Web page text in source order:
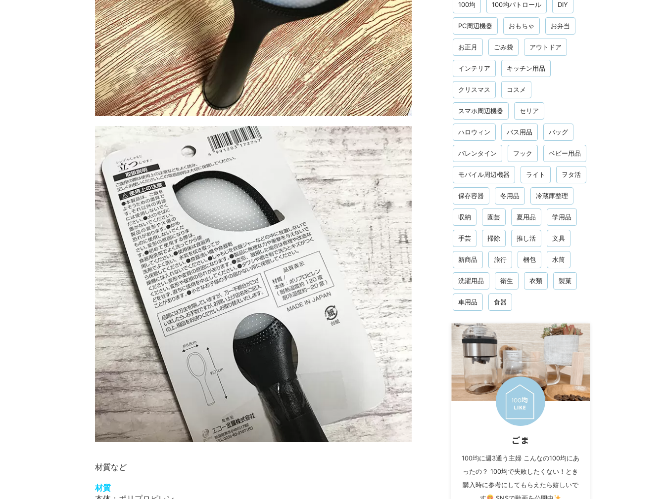
材質など
材質
100均 100均パトロール DIY
PC周辺機器 おもちゃ お弁当
お正月 ごみ袋 アウトドア
インテリア キッチン用品
クリスマス コスメ
スマホ周辺機器 セリア
ハロウィン バス用品 バッグ
バレンタイン フック ベビー用品
モバイル周辺機器 ライト ヲタ活
保存容器 冬用品 冷蔵庫整理
収納 園芸 夏用品 学用品
手芸 掃除 推し活 文具
新商品 旅行 梱包 水筒
洗濯用品 衛生 衣類 製菓
車用品 食器
ごま
100均に週3通う主婦 こんなの100均にあ
ったの？ 100均で失敗したくない！とき
購入時に参考にしてもらえたら嬉しいで